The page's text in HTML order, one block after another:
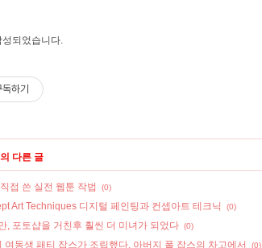
성되었습니다.
하기
다른 글
접 쓴 실전 웹툰 작법 (0)
Art Techniques 디지털 페인팅과 컨셉아트 테크닉 (0)
, 포토샵을 거친후 훨씬 더 미녀가 되었다 (0)
동생 패티 잡스가 조립했다. 아버지 폴 잡스의 차고에서 (0)